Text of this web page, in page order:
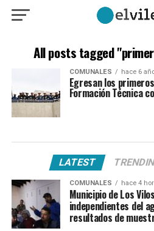
All posts tagged
COMUNALES hace 6
Egresan los
Formación Técnica
LATEST
COMUNALES hace 4
Municipio de Los
independientes del
resultados de